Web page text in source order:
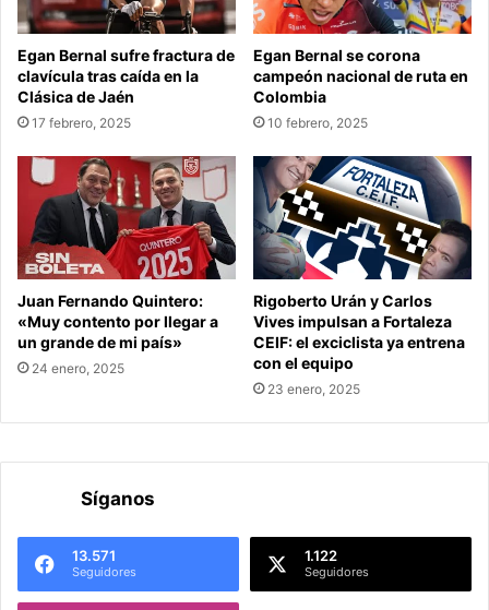
Egan Bernal sufre fractura de
clavícula tras caída en la
Clásica de Jaén
17 febrero, 2025
Egan Bernal se corona
campeón nacional de ruta en
Colombia
10 febrero, 2025
Juan Fernando Quintero:
«Muy contento por llegar a
un grande de mi país»
24 enero, 2025
Rigoberto Urán y Carlos
Vives impulsan a Fortaleza
CEIF: el exciclista ya entrena
con el equipo
23 enero, 2025
Síganos
13.571
Seguidores
1.122
Seguidores